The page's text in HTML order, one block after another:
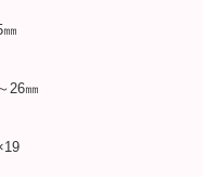
㎜
26㎜